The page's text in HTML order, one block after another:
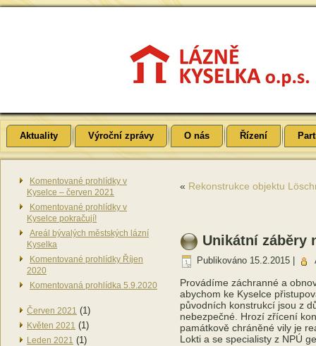
Aktuality Výroční zprávy O nás Řízení
Komentované prohlídky v
Kyselce – červen 2021
Komentované prohlídky v
Kyselce pokračují!
Areál bývalých městských lázní
Kyselka
Komentované prohlídky Říjen
2020
Komentovaná prohlídka 5.9.2020
Červen 2021 (1)
Květen 2021 (1)
Leden 2021 (1)
« Rekonstrukce objektu
Unikátní záběry
Publikováno 15.2.2015
Provádíme záchranné a
abychom ke Kyselce
původních konstrukcí jsou z
nebezpečné. Hrozí zřícení
památkově chráněné vily je
Lokti a se specialisty z NPÚ